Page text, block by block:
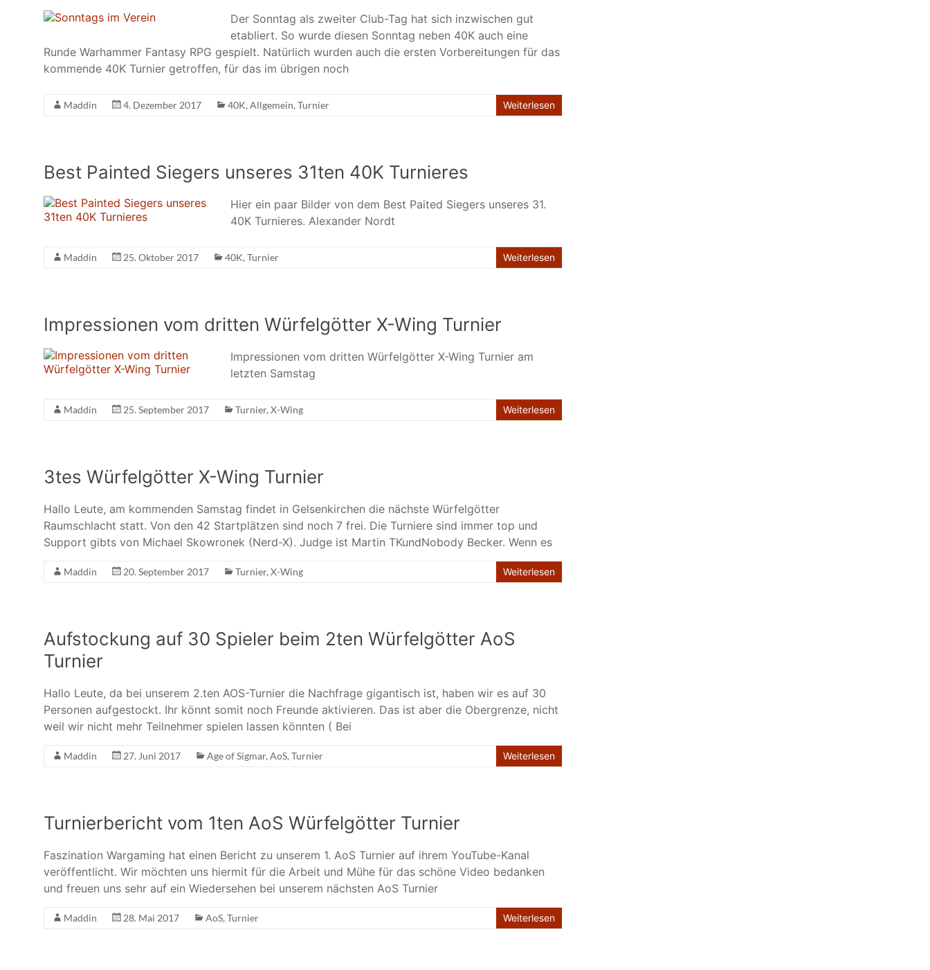
Der Sonntag als zweiter Club-Tag hat sich inzwischen gut
etabliert. So wurde diesen Sonntag neben 40K auch eine
Runde Warhammer Fantasy RPG gespielt. Natürlich wurden auch die ersten Vorbereitungen für das
kommende 40K Turnier getroffen, für das im übrigen noch
Maddin 4. Dezember 2017 40K, Allgemein, Turnier Weiterlesen
Best Painted Siegers unseres 31ten 40K Turnieres
Hier ein paar Bilder von dem Best Paited Siegers unseres 31.
40K Turnieres. Alexander Nordt
Maddin 25. Oktober 2017 40K, Turnier Weiterlesen
Impressionen vom dritten Würfelgötter X-Wing Turnier
Impressionen vom dritten Würfelgötter X-Wing Turnier am
letzten Samstag
Maddin 25. September 2017 Turnier, X-Wing Weiterlesen
3tes Würfelgötter X-Wing Turnier
Hallo Leute, am kommenden Samstag findet in Gelsenkirchen die nächste Würfelgötter
Raumschlacht statt. Von den 42 Startplätzen sind noch 7 frei. Die Turniere sind immer top und
Support gibts von Michael Skowronek (Nerd-X). Judge ist Martin TKundNobody Becker. Wenn es
Maddin 20. September 2017 Turnier, X-Wing Weiterlesen
Aufstockung auf 30 Spieler beim 2ten Würfelgötter AoS
Turnier
Hallo Leute, da bei unserem 2.ten AOS-Turnier die Nachfrage gigantisch ist, haben wir es auf 30
Personen aufgestockt. Ihr könnt somit noch Freunde aktivieren. Das ist aber die Obergrenze, nicht
weil wir nicht mehr Teilnehmer spielen lassen könnten ( Bei
Maddin 27. Juni 2017 Age of Sigmar, AoS, Turnier Weiterlesen
Turnierbericht vom 1ten AoS Würfelgötter Turnier
Faszination Wargaming hat einen Bericht zu unserem 1. AoS Turnier auf ihrem YouTube-Kanal
veröffentlicht. Wir möchten uns hiermit für die Arbeit und Mühe für das schöne Video bedanken
und freuen uns sehr auf ein Wiedersehen bei unserem nächsten AoS Turnier
Maddin 28. Mai 2017 AoS, Turnier Weiterlesen